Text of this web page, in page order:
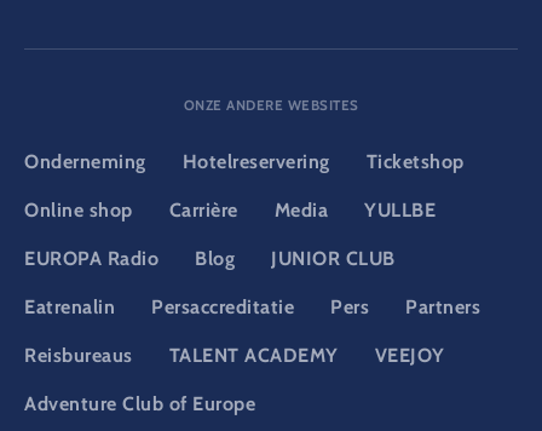
ONZE ANDERE WEBSITES
Onderneming Hotelreservering Ticketshop
Online shop Carrière Media YULLBE
EUROPA Radio Blog JUNIOR CLUB
Eatrenalin Persaccreditatie Pers Partners
Reisbureaus TALENT ACADEMY VEEJOY
Adventure Club of Europe